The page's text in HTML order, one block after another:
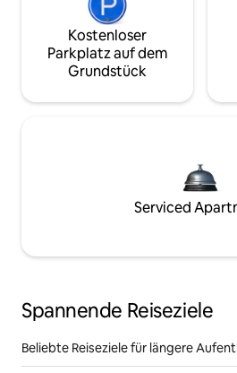
Kostenloser
Parkplatz auf dem
Grundstück
Serviced
Spannende Reiseziele
Beliebte Reiseziele für längere